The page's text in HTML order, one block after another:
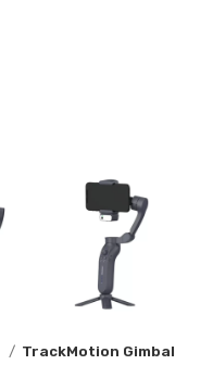
TrackMotion Gimbal